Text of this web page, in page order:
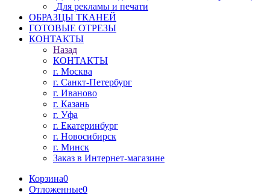
Для рекламы и печати
ОБРАЗЦЫ ТКАНЕЙ
ГОТОВЫЕ ОТРЕЗЫ
КОНТАКТЫ
Назад
КОНТАКТЫ
г. Москва
г. Санкт-Петербург
г. Иваново
г. Казань
г. Уфа
г. Екатеринбург
г. Новосибирск
г. Минск
Заказ в Интернет-магазине
Корзина0
Отложенные0